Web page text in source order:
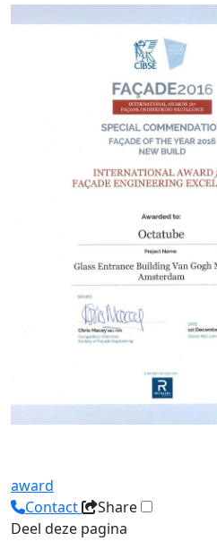
award
Contact
Share
Deel deze pagina